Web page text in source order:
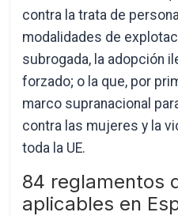
contra la trata de
modalidades de
subrogada, la adopción
forzado; o la que, por
marco supranacional
contra las mujeres y la
toda la UE.
84 reglamentos
aplicables en